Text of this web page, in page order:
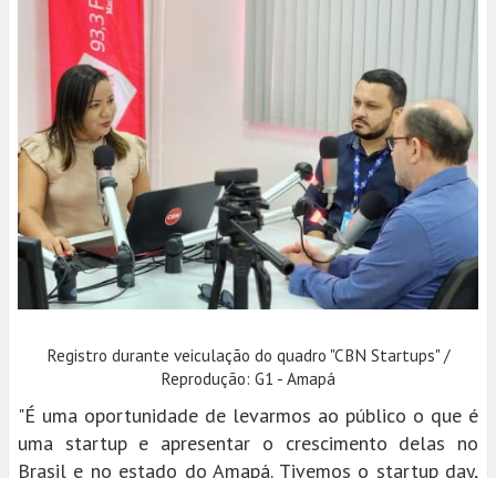
Registro durante veiculação do quadro "CBN Startups" /
Reprodução: G1 - Amapá
"É uma oportunidade de levarmos ao público o que é
uma startup e apresentar o crescimento delas no
Brasil e no estado do Amapá. Tivemos o startup day,